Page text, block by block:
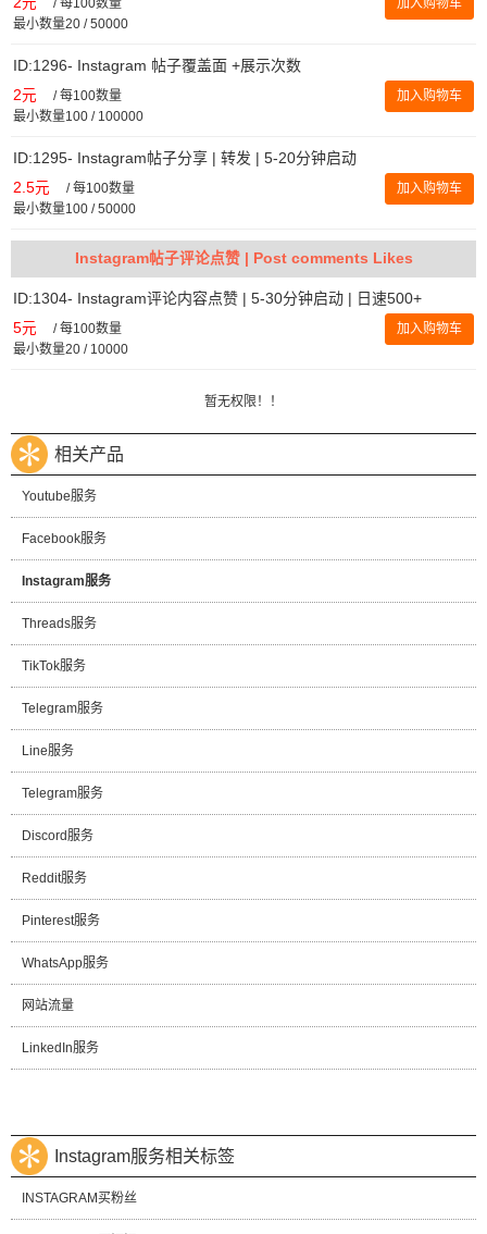
最小数量20 / 50000
ID:1296- Instagram 帖子覆盖面 +展示次数
2元 /每100数量
最小数量100 / 100000
加入购物车
ID:1295- Instagram帖子分享 | 转发 | 5-20分钟启动
2.5元 /每100数量
最小数量100 / 50000
加入购物车
Instagram帖子评论点赞 | Post comments Likes
ID:1304- Instagram评论内容点赞 | 5-30分钟启动 | 日速500+
5元 /每100数量
最小数量20 / 10000
加入购物车
暂无权限！！
相关产品
Youtube服务
Facebook服务
Instagram服务
Threads服务
TikTok服务
Telegram服务
Line服务
Telegram服务
Discord服务
Reddit服务
Pinterest服务
WhatsApp服务
网站流量
LinkedIn服务
Instagram服务相关标签
INSTAGRAM买粉丝